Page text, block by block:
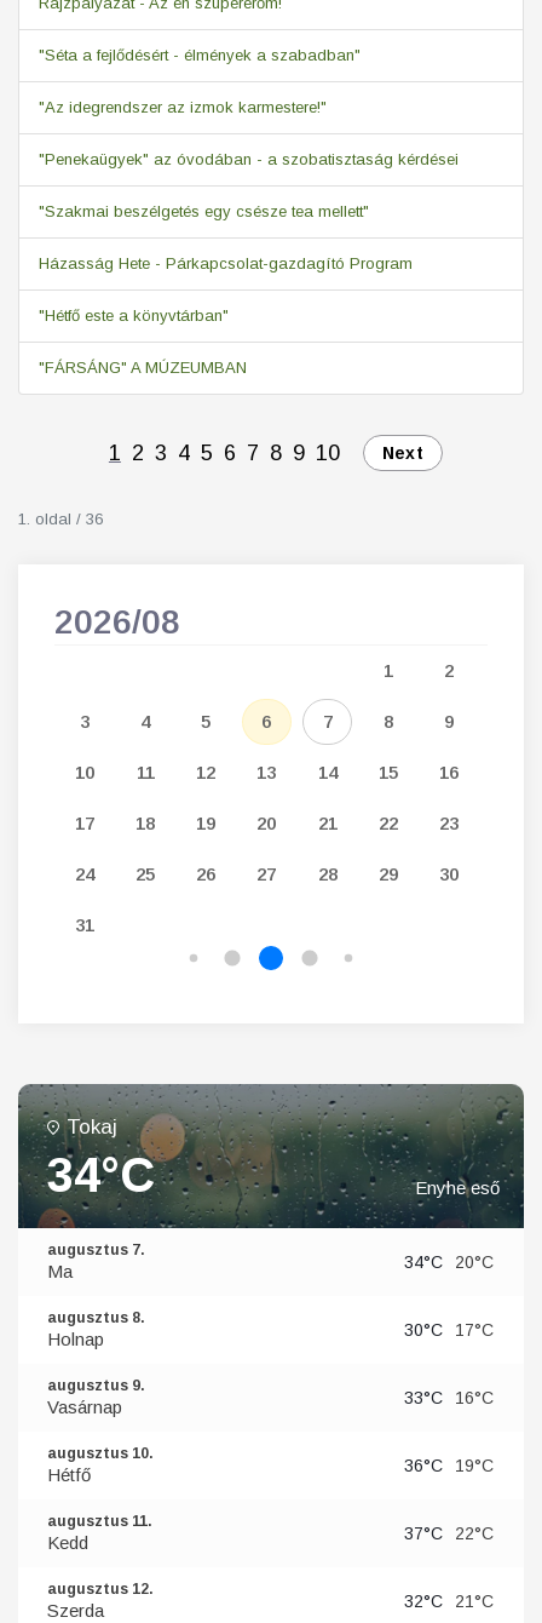
"Séta a fejlődésért - élmények a szabadban"
"Az idegrendszer az izmok karmestere!"
"Penekaügyek" az óvodában - a szobatisztaság kérdései
"Szakmai beszélgetés egy csésze tea mellett"
Házasság Hete - Párkapcsolat-gazdagító Program
"Hétfő este a könyvtárban"
"FÁRSÁNG" A MÚZEUMBAN
1 2 3 4 5 6 7 8 9 10 Next
1. oldal / 36
2026/08
1 2
3 4 5 6 7 8 9
10 11 12 13 14 15 16
17 18 19 20 21 22 23
24 25 26 27 28 29 30
31
Tokaj
34°C Enyhe eső
augusztus 7.
Ma 34°C 20°C
augusztus 8.
Holnap 30°C 17°C
augusztus 9.
Vasárnap 33°C 16°C
augusztus 10.
Hétfő 36°C 19°C
augusztus 11.
Kedd 37°C 22°C
augusztus 12.
Szerda 32°C 21°C